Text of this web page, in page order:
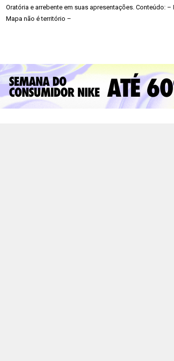
Oratória e arrebente em suas apresentações. Conteúdo:
Mapa não é território –